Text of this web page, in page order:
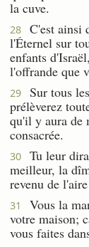
la cuve.
28
C'est ainsi
l'Éternel sur
enfants
l'offrande que
29
Sur tous
prélèverez
qu'il y aura de
consacrée.
30
Tu leur
meilleur, la
revenu de
31
Vous la
votre maison;
vous faites